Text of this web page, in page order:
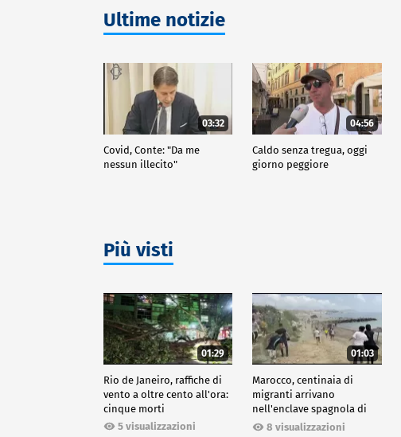
Ultime notizie
03:32
Covid, Conte: "Da me
nessun illecito"
04:56
Caldo senza tregua, oggi
giorno peggiore
Più visti
01:29
Rio de Janeiro, raffiche di
vento a oltre cento all'ora:
cinque morti
5 visualizzazioni
01:03
Marocco, centinaia di
migranti arrivano
nell'enclave spagnola di
Ceuta8 visualizzazioni